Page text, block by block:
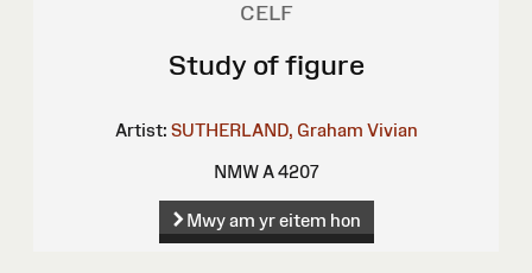
CELF
Study of figure
Artist: SUTHERLAND, Graham Vivian
NMW A 4207
Mwy am yr eitem hon